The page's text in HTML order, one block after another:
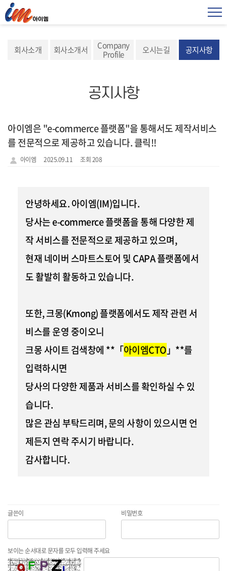
회사소개 회사소개서
Company
Profile
오시는길 공지사항
공지사항
아이엠은 "e-commerce 플랫폼"을 통해서도 제작서비스
를 전문적으로 제공하고 있습니다. 클릭!!
아이엠 2025.09.11 조회 208
안녕하세요. 아이엠(IM)입니다.
당사는e-commerce 플랫폼을 통해 다양한 제
작 서비스를 전문적으로 제공하고 있으며,
현재 네이버 스마트스토어 및 CAPA 플랫폼에서
도 활발히 활동하고 있습니다.
또한,크몽(Kmong)플랫폼에서도 제작 관련 서
비스를 운영 중이오니
크몽 사이트 검색창에 **「아이엠CTO」**를
입력하시면
당사의 다양한 제품과 서비스를 확인하실 수 있
습니다.
많은 관심 부탁드리며, 문의 사항이 있으시면 언
제든지 연락 주시기 바랍니다.
감사합니다.
글쓴이 비밀번호
보이는 순서대로 문자를 모두 입력해 주세요